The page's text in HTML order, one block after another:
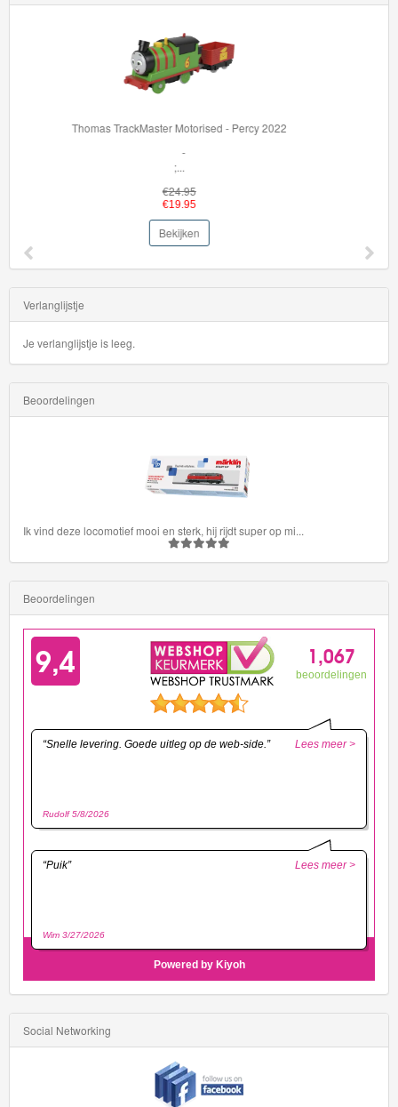
36002 BRIO My First Railway Light Up Rainbow
Verlanglijstje
Je verlanglijstje is leeg.
Beoordelingen
Ik vind deze locomotief mooi en sterk, hij rijdt super op mi...
Beoordelingen
Social Networking